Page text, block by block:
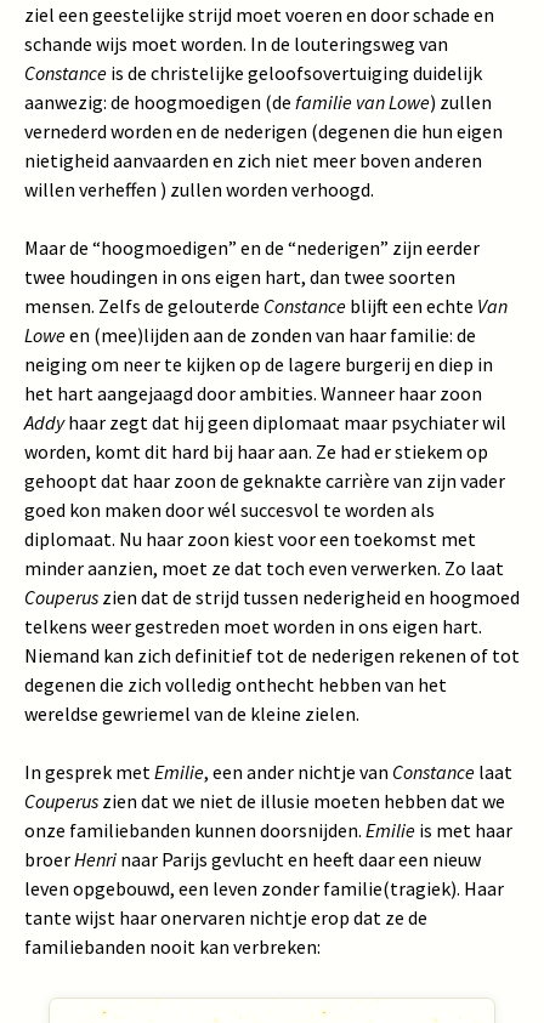
ziel een geestelijke strijd moet voeren en door schade en
schande wijs moet worden. In de louteringsweg van
Constance is de christelijke geloofsovertuiging duidelijk
aanwezig: de hoogmoedigen (de familie van Lowe) zullen
vernederd worden en de nederigen (degenen die hun eigen
nietigheid aanvaarden en zich niet meer boven anderen
willen verheffen ) zullen worden verhoogd.
Maar de “hoogmoedigen” en de “nederigen” zijn eerder
twee houdingen in ons eigen hart, dan twee soorten
mensen. Zelfs de gelouterde Constance blijft een echte Van
Loween (mee)lijden aan de zonden van haar familie: de
neiging om neer te kijken op de lagere burgerij en diep in
het hart aangejaagd door ambities. Wanneer haar zoon
Addyhaar zegt dat hij geen diplomaat maar psychiater wil
worden, komt dit hard bij haar aan. Ze had er stiekem op
gehoopt dat haar zoon de geknakte carrière van zijn vader
goed kon maken door wél succesvol te worden als
diplomaat. Nu haar zoon kiest voor een toekomst met
minder aanzien, moet ze dat toch even verwerken. Zo laat
Couperus zien dat de strijd tussen nederigheid en hoogmoed
telkens weer gestreden moet worden in ons eigen hart.
Niemand kan zich definitief tot de nederigen rekenen of tot
degenen die zich volledig onthecht hebben van het
wereldse gewriemel van de kleine zielen.
In gesprek metEmilie, een ander nichtje van Constance laat
Couperus zien dat we niet de illusie moeten hebben dat we
onze familiebanden kunnen doorsnijden. Emilie is met haar
broerHenri naar Parijs gevlucht en heeft daar een nieuw
leven opgebouwd, een leven zonder familie(tragiek). Haar
tante wijst haar onervaren nichtje erop dat ze de
familiebanden nooit kan verbreken: